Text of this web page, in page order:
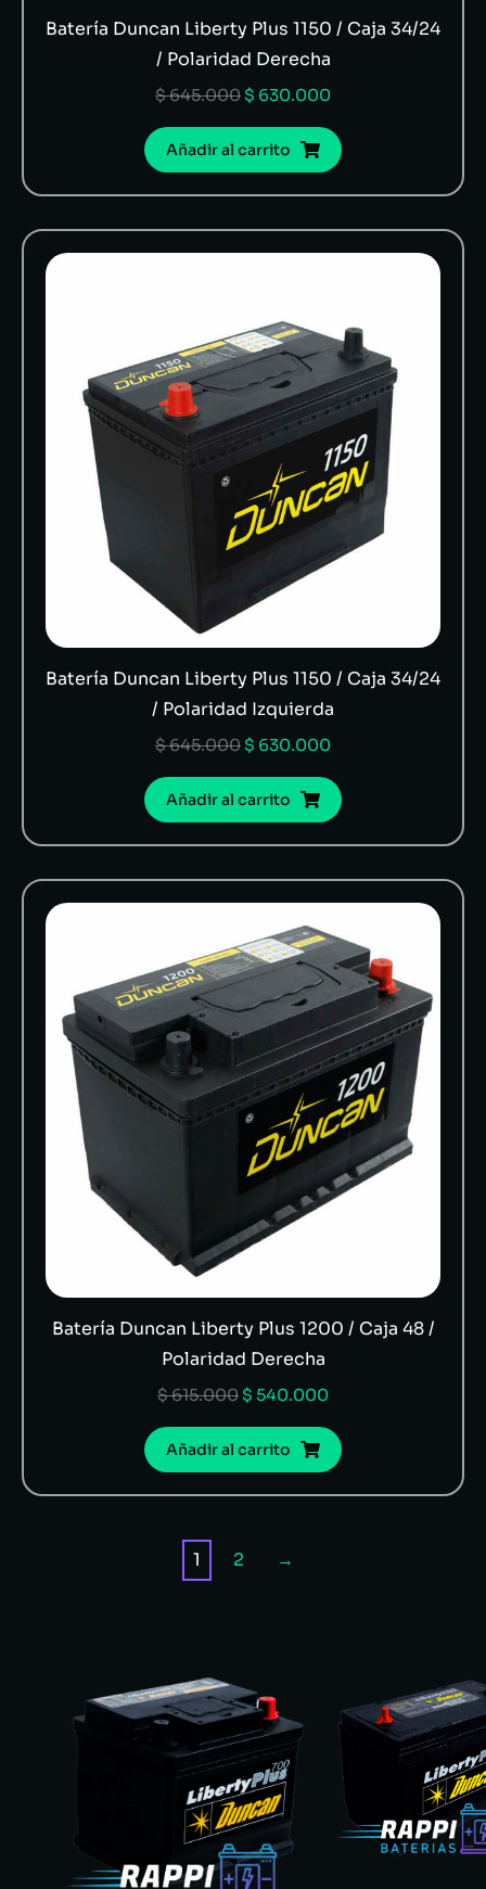
Batería Duncan Liberty Plus 1150 / Caja 34/24
/ Polaridad Derecha
$645.000 $ 630.000
Añadir al carrito
Batería Duncan Liberty Plus 1150 / Caja 34/24
/ Polaridad Izquierda
$645.000 $ 630.000
Añadir al carrito
Batería Duncan Liberty Plus 1200 / Caja 48 /
Polaridad Derecha
$615.000 $ 540.000
Añadir al carrito
1 2 →